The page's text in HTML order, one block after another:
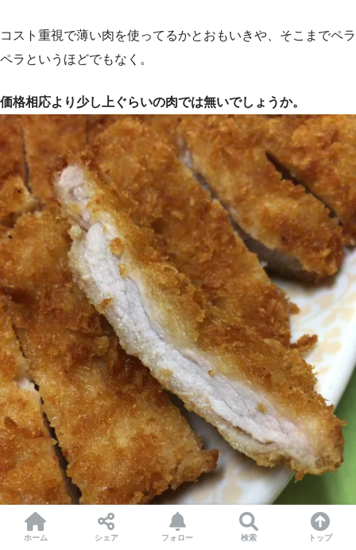
コスト重視で薄い肉を使ってるかとおもいきや、そこまでペラ
ペラというほどでもなく。
価格相応より少し上ぐらいの肉では無いでしょうか。
ホーム シェア フォロー 検索 トップ